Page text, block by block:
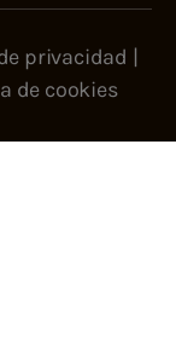
privacidad |
de cookies